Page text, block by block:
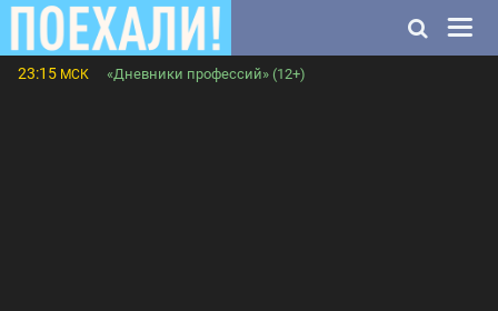
23:15 МСК «Дневники профессий» (12+)